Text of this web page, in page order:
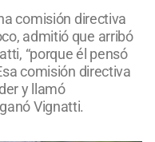
comisión directiva
admitió que arribó
“porque él pensó
comisión directiva
y llamó
Vignatti.